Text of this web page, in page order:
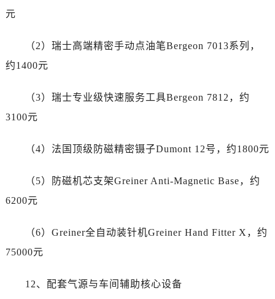
吉林省长春市朝阳区西安大路727号中银大厦A座(旺进大厦)18层09室名士售后服务中心（需提前预约）
河北省石家庄市长安区中山东路39号勒泰中心写字楼B座13层07室名士售后服务中心（需提前预约）
河北省唐山市路南区新华东道100号万达广场写字楼A座10层1002室名士售后服务中心（需提前预约）
呼和浩特市玉泉区大学西街70号华润万象城写字楼（鄂尔多斯大厦）23层2326室名士售后服务中心（需提前预约）
节假日正常营业！
元
（2）瑞士高端精密手动点油笔Bergeon 7013系列，
约1400元
（3）瑞士专业级快速服务工具Bergeon 7812，约
3100元
（4）法国顶级防磁精密镊子Dumont 12号，约1800元
（5）防磁机芯支架Greiner Anti-Magnetic Base，约
6200元
（6）Greiner全自动装针机Greiner Hand Fitter X，约
75000元
12、配套气源与车间辅助核心设备